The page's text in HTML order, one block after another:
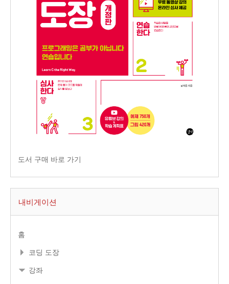
도서 구매 바로 가기
내비게이션
홈
코딩 도장
강좌